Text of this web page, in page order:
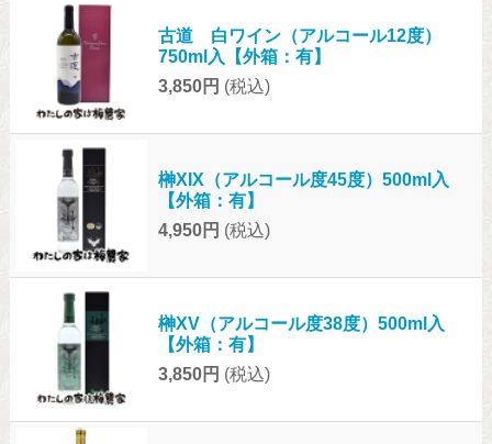
古道 白ワイン（アルコール12度）
750ml入【外箱：有】
3,850円 (税込)
榊XIX（アルコール度45度）500ml入
【外箱：有】
4,950円 (税込)
榊XV（アルコール度38度）500ml入
【外箱：有】
3,850円 (税込)